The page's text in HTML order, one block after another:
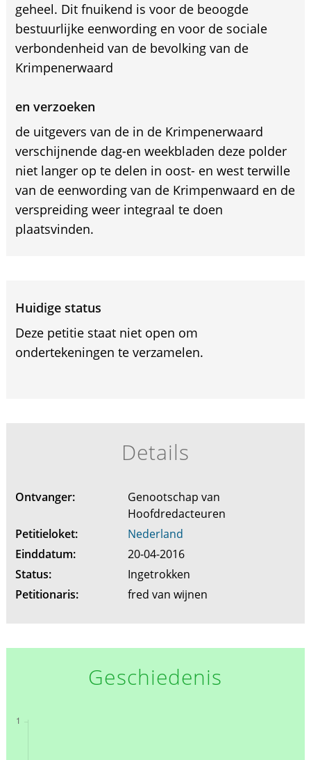
geheel. Dit fnuikend is voor de beoogde
bestuurlijke eenwording en voor de sociale
verbondenheid van de bevolking van de
Krimpenerwaard
en verzoeken
de uitgevers van de in de Krimpenerwaard
verschijnende dag-en weekbladen deze polder
niet langer op te delen in oost- en west terwille
van de eenwording van de Krimpenwaard en de
verspreiding weer integraal te doen
plaatsvinden.
Huidige status
Deze petitie staat niet open om
ondertekeningen te verzamelen.
Details
Ontvanger:
Genootschap van
Hoofdredacteuren
Petitieloket:
Nederland
Einddatum:
20-04-2016
Status:
Ingetrokken
Petitionaris:
fred van wijnen
Geschiedenis